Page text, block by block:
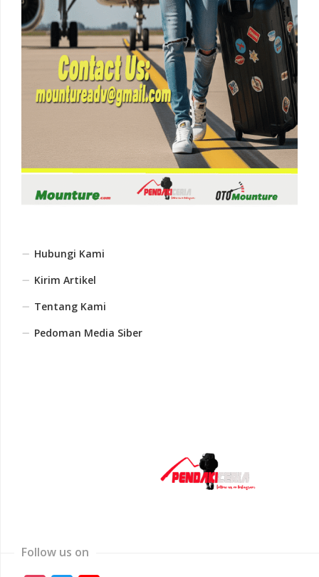
Hubungi Kami
Kirim Artikel
Tentang Kami
Pedoman Media Siber
Follow us on